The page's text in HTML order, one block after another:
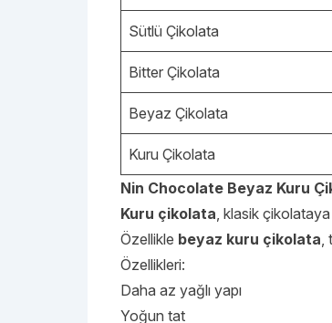
Sütlü Çikolata
Bitter Çikolata
Beyaz Çikolata
Kuru Çikolata
Nin Chocolate Beyaz Kuru
Kuru çikolata, klasik
Özellikle beyaz kuru çikolata,
Özellikleri:
Daha az yağlı yapı
Yoğun tat